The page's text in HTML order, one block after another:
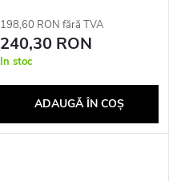
198,60 RON fără TVA
240,30 RON
In stoc
ADAUGĂ ÎN COŞ